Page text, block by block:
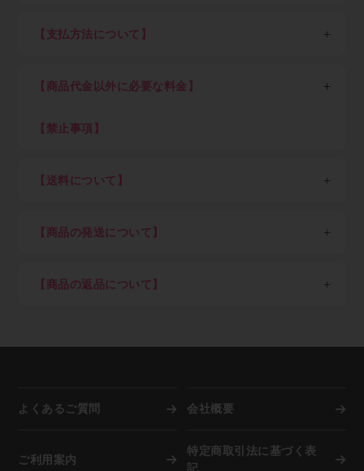
業者の方は最初に新規会員登録（無料）を行って下さ
STEP2：ログイン
ログイン後は商品の卸価格が表示され、商品をご自由に
STEP3：商品を選び、ショッピングカートに入れる
ご注文後のキャンセルは出来ませんので、押し間違いが
有無はメールにてお気軽にご相談ください。
します。（商品によっては納期が一週間以上かかる場合
弊社に在庫がない際は自動的にメーカーへ発注を行いま
すので、お客様都合での「注文後のキャンセル」は固く
【支払方法について】
現金掛け払いご希望の方は「Paid利用規約」（売掛金
い。Paidサービス提供元の株式会社ラクーンより別途
経てログインが可能となります。審査結果ご案内のメー
ださい）
クレジットカード決済ご希望の方はショッピングカー
【商品代金以外に必要な料金】
料、但し東北6県・北海道、沖縄県及び離島を除く）
【禁止事項】
・ECサイト運営を妨害する行為
・転売目的による購入
【送料について】
7,700円以上ご購入：送料弊社負担（但し東北6県・北
道2,200円）
【商品の発送について】
年始、夏季休業期など）を除き即日～3営業日以内を
中身が違うことがありますが商品に問題はございませ
複数注文の際は商品が揃い次第、弊社物流センターより
【商品の返品について】
よくあるご質問
会社概要
ご利用案内
特定商取引法に基づく表
記